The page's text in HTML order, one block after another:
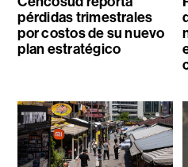
pérdidas trimestrales
por costos de su nuevo
plan estratégico